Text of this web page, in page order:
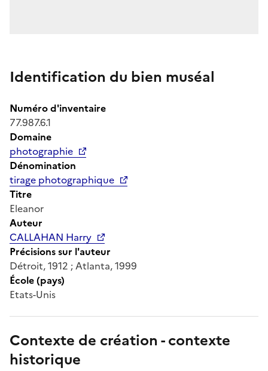
Identification du bien muséal
Numéro d'inventaire
77.987.6.1
Domaine
photographie
Dénomination
tirage photographique
Titre
Eleanor
Auteur
CALLAHAN Harry
Précisions sur l'auteur
Détroit, 1912 ; Atlanta, 1999
École (pays)
Etats-Unis
Contexte de création - contexte
historique